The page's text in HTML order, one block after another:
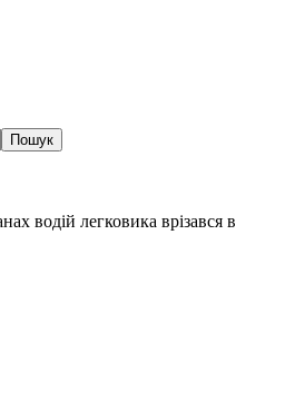
водій легковика врізався в